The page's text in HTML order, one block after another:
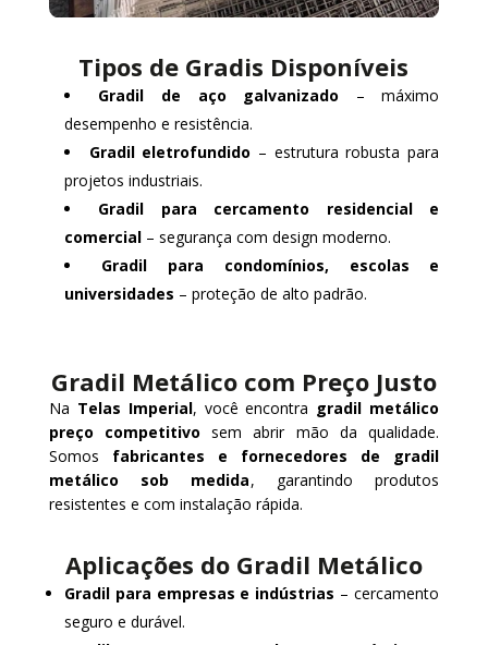
Tipos de Gradis Disponíveis
Gradil de aço galvanizado – máximo
desempenho e resistência.
Gradil eletrofundido – estrutura robusta para
projetos industriais.
Gradil para cercamento residencial e
comercial– segurança com design moderno.
Gradil para condomínios, escolas e
universidades – proteção de alto padrão.
Gradil Metálico com Preço Justo
Na Telas Imperial, você encontra gradil metálico
preço competitivo sem abrir mão da qualidade.
Somos fabricantes e fornecedores de gradil
metálico sob medida, garantindo produtos
resistentes e com instalação rápida.
Aplicações do Gradil Metálico
Gradil para empresas e indústrias – cercamento
seguro e durável.